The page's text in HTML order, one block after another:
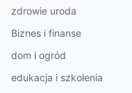
zdrowie uroda
Biznes i finanse
dom i ogród
edukacja i szkolenia